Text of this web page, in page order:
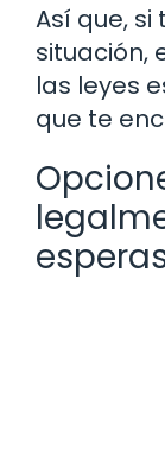
Así que,
situación,
las leyes
que te